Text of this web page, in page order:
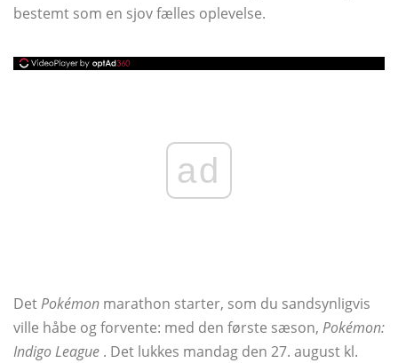
bestemt som en sjov fælles oplevelse.
ad
DetPokémon marathon starter, som du sandsynligvis
ville håbe og forvente: med den første sæson, Pokémon:
Indigo League . Det lukkes mandag den 27. august kl.